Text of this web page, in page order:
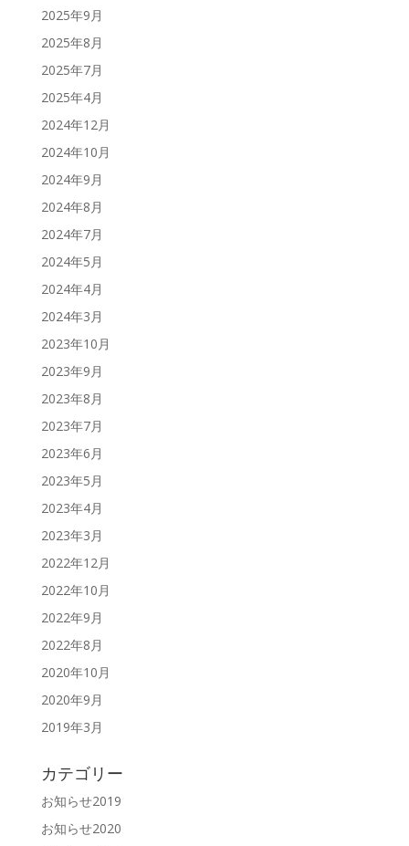
2025年9月
2025年8月
2025年7月
2025年4月
2024年12月
2024年10月
2024年9月
2024年8月
2024年7月
2024年5月
2024年4月
2024年3月
2023年10月
2023年9月
2023年8月
2023年7月
2023年6月
2023年5月
2023年4月
2023年3月
2022年12月
2022年10月
2022年9月
2022年8月
2020年10月
2020年9月
2019年3月
カテゴリー
お知らせ2019
お知らせ2020